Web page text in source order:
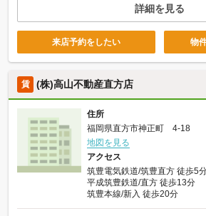
詳細を見る
来店予約をしたい 物
賃 (株)高山不動産直方店
住所
福岡県直方市神正町 4-18
地図を見る
アクセス
筑豊電気鉄道/筑豊直方 徒歩5
平成筑豊鉄道/直方 徒歩13分
筑豊本線/新入 徒歩20分